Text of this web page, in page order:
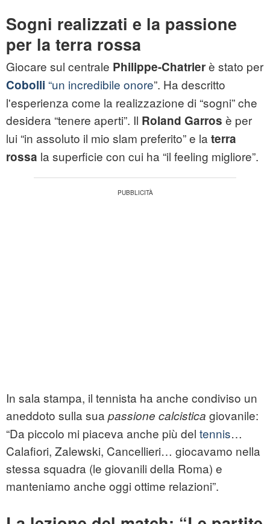
Sogni realizzati e la passione
per la terra rossa
Giocare sul centrale Philippe-Chatrierè stato per
Cobolli “un incredibile onore”. Ha descritto
l'esperienza come la realizzazione di “sogni” che
desidera “tenere aperti”. Il Roland Garros è per
lui “in assoluto il mio slam preferito” e la terra
rossa la superficie con cui ha “il feeling migliore”.
In sala stampa, il tennista ha anche condiviso un
aneddoto sulla sua passione calcistica giovanile:
“Da piccolo mi piaceva anche più del tennis…
Calafiori, Zalewski, Cancellieri… giocavamo nella
stessa squadra (le giovanili della Roma) e
manteniamo anche oggi ottime relazioni”.